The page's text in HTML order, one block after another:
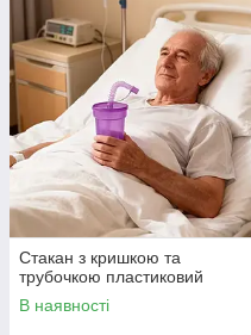
Стакан з кришкою та
трубочкою пластиковий
В наявності